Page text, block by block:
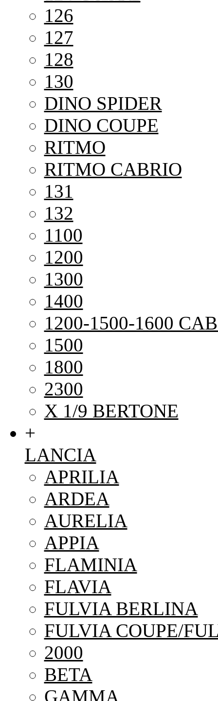
126
127
128
130
DINO SPIDER
DINO COUPE
RITMO
RITMO CABRIO
131
132
1100
1200
1300
1400
1200-1500-1600
1500
1800
2300
X 1/9 BERTONE
+
LANCIA
APRILIA
ARDEA
AURELIA
APPIA
FLAMINIA
FLAVIA
FULVIA BERLINA
FULVIA COUPE/
2000
BETA
GAMMA